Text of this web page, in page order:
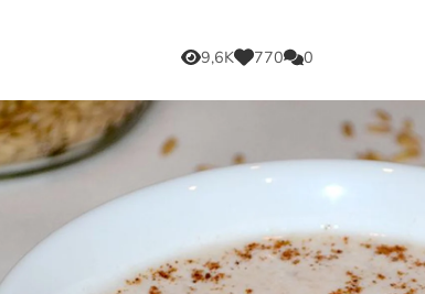
9,6K 770 0